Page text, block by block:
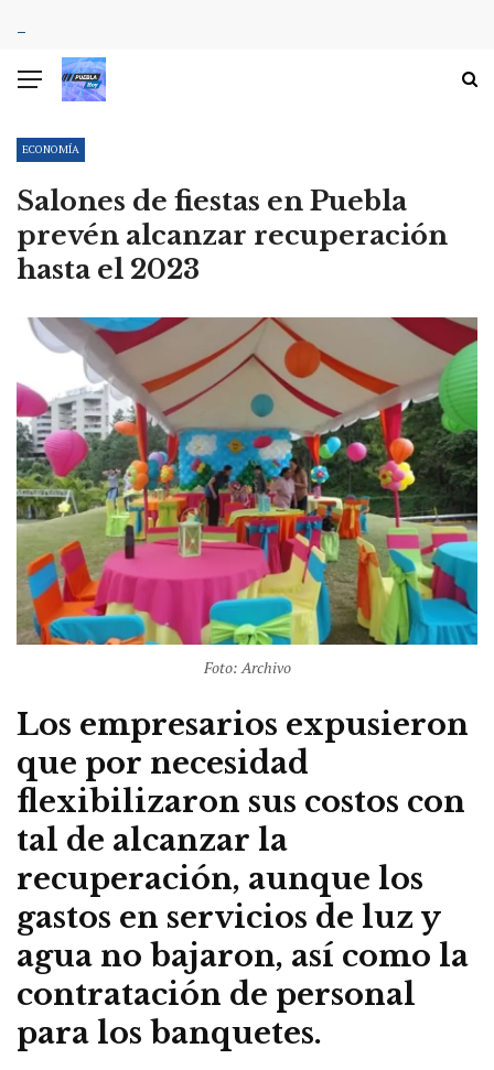
ECONOMÍA
Salones de fiestas en Puebla
prevén alcanzar recuperación
hasta el 2023
Foto: Archivo
Los empresarios expusieron
que por necesidad
flexibilizaron sus costos con
tal de alcanzar la
recuperación, aunque los
gastos en servicios de luz y
agua no bajaron, así como la
contratación de personal
para los banquetes.